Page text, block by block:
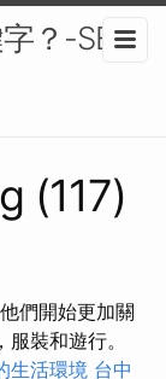
？-SEO
(117)
們開始更加關
裝和遊行。
生活環境 台中